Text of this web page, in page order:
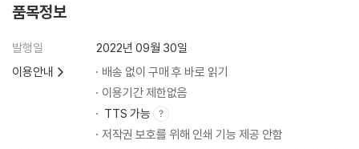
품목정보
발행일
2022년 09월 30일
이용안내
배송 없이 구매 후 바로 읽기
이용기간 제한없음
TTS 가능
저작권 보호를 위해 인쇄 기능 제공 안함